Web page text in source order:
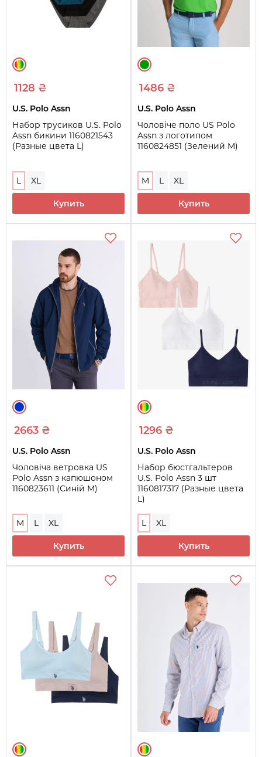
1128 ₴
U.S. Polo Assn
Набор трусиков U.S. Polo
Assn бикини 1160821543
(Разные цвета L)
L XL
Купить
1486 ₴
U.S. Polo Assn
Чоловіче поло US Polo
Assn з логотипом
1160824851 (Зелений M)
M L XL
Купить
2663 ₴
U.S. Polo Assn
Чоловіча ветровка US
Polo Assn з капюшоном
1160823611 (Синій M)
M L XL
Купить
1296 ₴
U.S. Polo Assn
Набор бюстгальтеров
U.S. Polo Assn 3 шт
1160817317 (Разные цвета
L)
L XL
Купить